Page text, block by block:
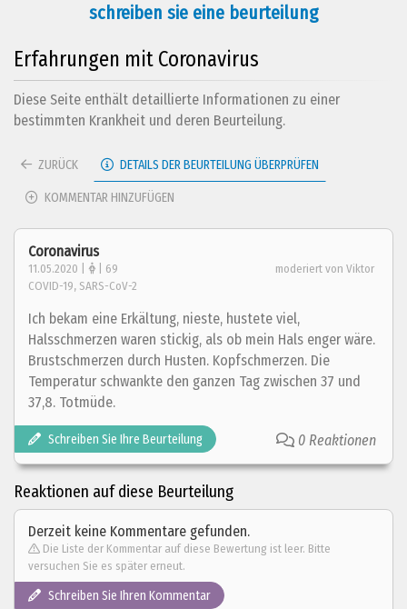
schreiben sie eine beurteilung
Erfahrungen mit Coronavirus
Diese Seite enthält detaillierte Informationen zu einer
bestimmten Krankheit und deren Beurteilung.
ZURÜCK DETAILS DER BEURTEILUNG ÜBERPRÜFEN
KOMMENTAR HINZUFÜGEN
Coronavirus
11.05.2020 | | 69
moderiert von Viktor
COVID-19, SARS-CoV-2
Ich bekam eine Erkältung, nieste, hustete viel,
Halsschmerzen waren stickig, als ob mein Hals enger wäre.
Brustschmerzen durch Husten. Kopfschmerzen. Die
Temperatur schwankte den ganzen Tag zwischen 37 und
37,8. Totmüde.
Schreiben Sie Ihre Beurteilung 0 Reaktionen
Reaktionen auf diese Beurteilung
Derzeit keine Kommentare gefunden.
Die Liste der Kommentar auf diese Bewertung ist leer. Bitte
versuchen Sie es später erneut.
Schreiben Sie Ihren Kommentar